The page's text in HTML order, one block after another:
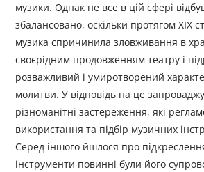
музики. Однак не все в цій сфері
збалансовано, оскільки протягом XIX
музика спричинила зловживання в
своєрідним продовженням театру і
розважливий і умиротворений
молитви. У відповідь на це
різноманітні застереження, які
використання та підбір музичних
Серед іншого йшлося про
інструменти повинні були його